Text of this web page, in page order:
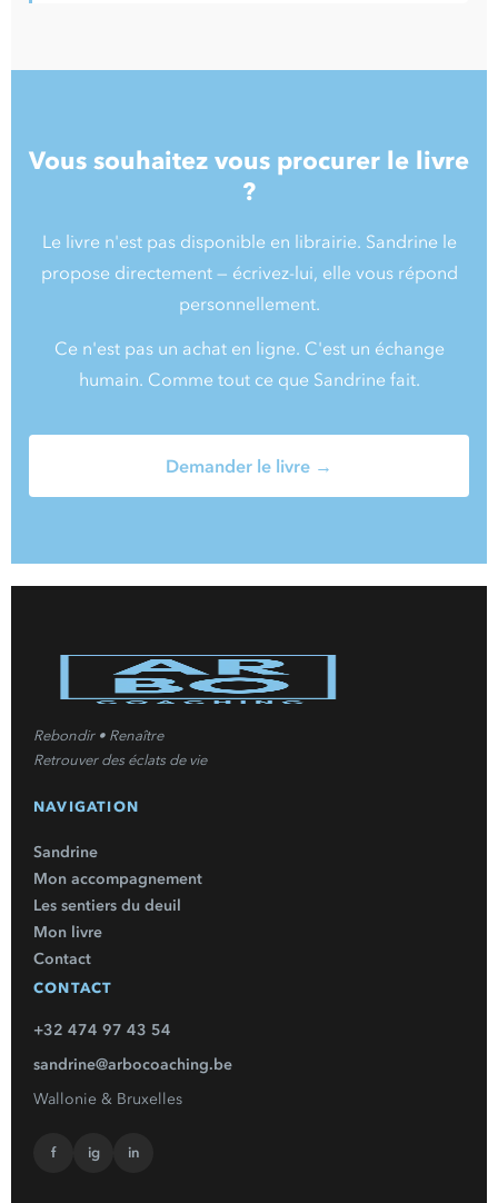
Vous souhaitez vous procurer le livre
?
Le livre n'est pas disponible en librairie. Sandrine le
propose directement — écrivez-lui, elle vous répond
personnellement.
Ce n'est pas un achat en ligne. C'est un échange
humain. Comme tout ce que Sandrine fait.
Demander le livre →
Rebondir • Renaître
Retrouver des éclats de vie
NAVIGATION
Sandrine
Mon accompagnement
Les sentiers du deuil
Mon livre
Contact
CONTACT
+32 474 97 43 54
sandrine@arbocoaching.be
Wallonie & Bruxelles
f ig in